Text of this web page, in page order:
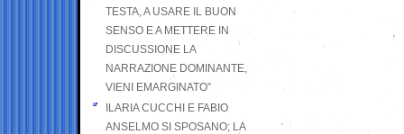
TESTA, A USARE IL BUON
SENSO E A METTERE IN
DISCUSSIONE LA
NARRAZIONE DOMINANTE,
VIENI EMARGINATO”
ILARIA CUCCHI E FABIO
ANSELMO SI SPOSANO; LA